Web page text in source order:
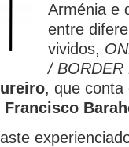
Arménia e
entre
vividos,
/ BORDER
, que conta
Francisco